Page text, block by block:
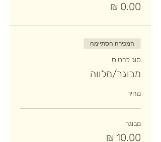
המכירה הסתיימה
סוג כרטיס
מבוגר/מלווה
מחיר
מבוגר